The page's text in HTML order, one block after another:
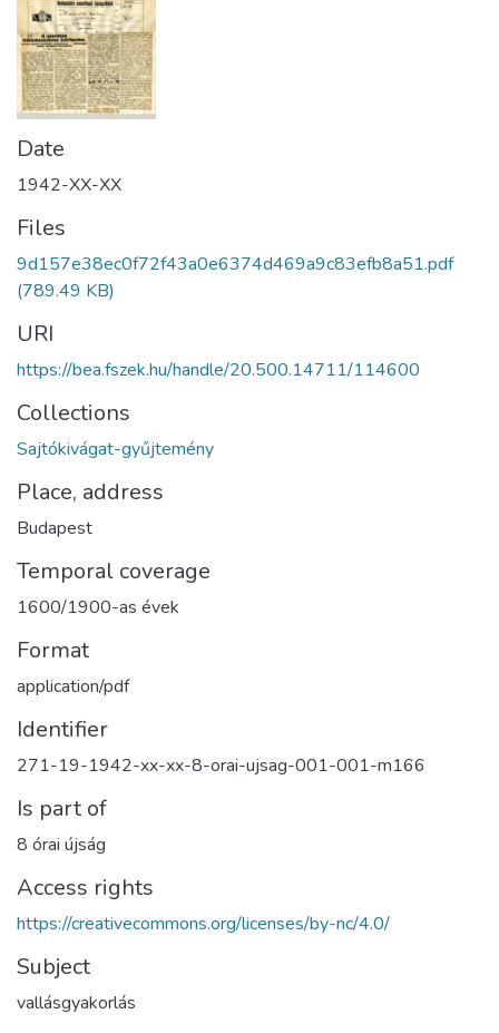
Date
1942-XX-XX
Files
9d157e38ec0f72f43a0e6374d469a9c83efb8a51.pdf
(789.49 KB)
URI
https://bea.fszek.hu/handle/20.500.14711/114600
Collections
Sajtókivágat-gyűjtemény
Place, address
Budapest
Temporal coverage
1600/1900-as évek
Format
application/pdf
Identifier
271-19-1942-xx-xx-8-orai-ujsag-001-001-m166
Is part of
8 órai újság
Access rights
https://creativecommons.org/licenses/by-nc/4.0/
Subject
vallásgyakorlás